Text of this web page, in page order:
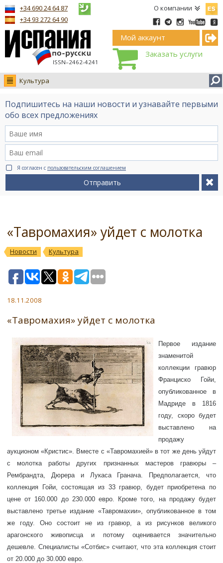
О компании
ISSN–2462-4241
+34 690 24 64 87
+34 93 272 64 90
Мой аккаунт
Заказать услуги
Культура
Новости
Интервью
Видео Ruso.TV
BCN life
Сервис на немецком
Подпишитесь на наши новости и узнавайте первыми
обо всех предложениях
Я согласен с пользовательским соглашением
Отправить
«Тавромахия» уйдет с молотка
Новости Культура
18.11.2008
«Тавромахия» уйдет с молотка
Первое издание
знаменитой
коллекции гравюр
Франциско Гойи,
опубликованное в
Мадриде в 1816
году, скоро будет
выставлено на
продажу
аукционом «Кристис». Вместе с «Тавромахией» в тот же день уйдут
с молотка работы других признанных мастеров гравюры –
Рембрандта, Дюрера и Лукаса Гранача. Предполагается, что
коллекция Гойи, состоящая из 33 гравюр, будет приобретена по
цене от 160.000 до 230.000 евро. Кроме того, на продажу будет
выставлено третье издание «Тавромахии», опубликованное в том
же году. Оно состоит не из гравюр, а из рисунков великого
арагонского живописца и потому оценивается значительно
дешевле. Специалисты «Сотбис» считают, что эта коллекция стоит
от 20.000 до 30.000 евро.